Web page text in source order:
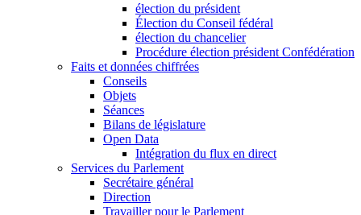
élection du président
Élection du Conseil fédéral
élection du chancelier
Procédure élection président Confédération
Faits et données chiffrées
Conseils
Objets
Séances
Bilans de législature
Open Data
Intégration du flux en direct
Services du Parlement
Secrétaire général
Direction
Travailler pour le Parlement